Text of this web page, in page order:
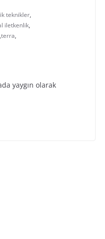
teknikler,
iletkenlik,
,terra,
yaygın olarak